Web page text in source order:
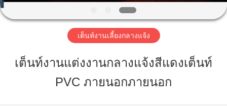
กับ
เต็นท์งานเลี้ยงกลางแจ้ง
เต็นท์งานแต่งงานกลางแจ้งสีแดงเต็นท์
PVC ภายนอกภายนอก